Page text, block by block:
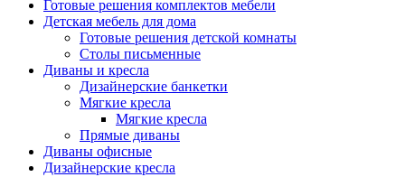
Готовые решения комплектов мебели
Детская мебель для дома
Готовые решения детской комнаты
Столы письменные
Диваны и кресла
Дизайнерские банкетки
Мягкие кресла
Мягкие кресла
Прямые диваны
Диваны офисные
Дизайнерские кресла